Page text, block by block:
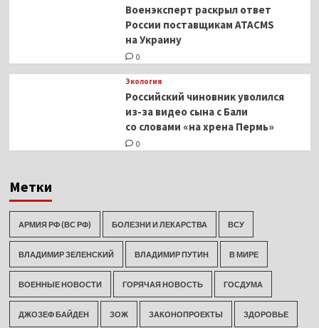
Военэксперт раскрыл ответ
России поставщикам ATACMS
на Украину
0
Экология
Российский чиновник уволился
из-за видео сына с Бали
со словами «на хрена Пермь»
0
Метки
АРМИЯ РФ (ВС РФ) БОЛЕЗНИ И ЛЕКАРСТВА ВСУ
ВЛАДИМИР ЗЕЛЕНСКИЙ ВЛАДИМИР ПУТИН В МИРЕ
ВОЕННЫЕ НОВОСТИ ГОРЯЧАЯ НОВОСТЬ ГОСДУМА
ДЖОЗЕФ БАЙДЕН ЗОЖ ЗАКОНОПРОЕКТЫ ЗДОРОВЬЕ